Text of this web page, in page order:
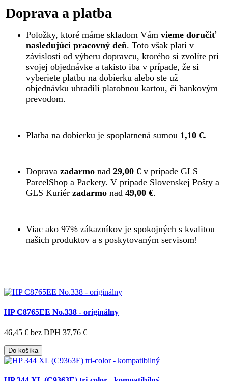
Doprava a platba
Položky, ktoré máme skladom Vám vieme doručiť
nasledujúci pracovný deň. Toto však platí v
závislosti od výberu dopravcu, ktorého si zvolíte pri
svojej objednávke a takisto iba v prípade, že si
vyberiete platbu na dobierku alebo ste už
objednávku uhradili platobnou kartou, či bankovým
prevodom.
Platba na dobierku je spoplatnená sumou 1,10 €.
Doprava zadarmo nad 29,00 € v prípade GLS
ParcelShop a Packety. V prípade Slovenskej Pošty a
GLS Kuriér zadarmo nad 49,00 €.
Viac ako 97% zákazníkov je spokojných s kvalitou
našich produktov a s poskytovaným servisom!
HP C8765EE No.338 - originálny
46,45 € bez DPH 37,76 €
Do košíka